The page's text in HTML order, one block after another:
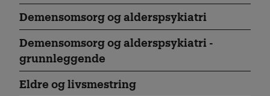
Demens­omsorg og alders­psykiatri
Demens­omsorg og alders­­psykiatri -
grunnleggende
Eldre og livsmestring